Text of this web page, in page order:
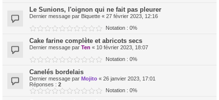
Le Sunions, l'oignon qui ne fait pas pleurer
Dernier message par Biquette « 27 février 2023, 12:16
Notation : 0%
Cake farine complète et abricots secs
Dernier message par Ten « 10 février 2023, 18:07
Notation : 0%
Canelés bordelais
Dernier message par Mojito « 26 janvier 2023, 17:01
Réponses : 2
Notation : 0%